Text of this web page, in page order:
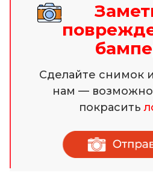
Сделайте снимок
нам —
покрасить